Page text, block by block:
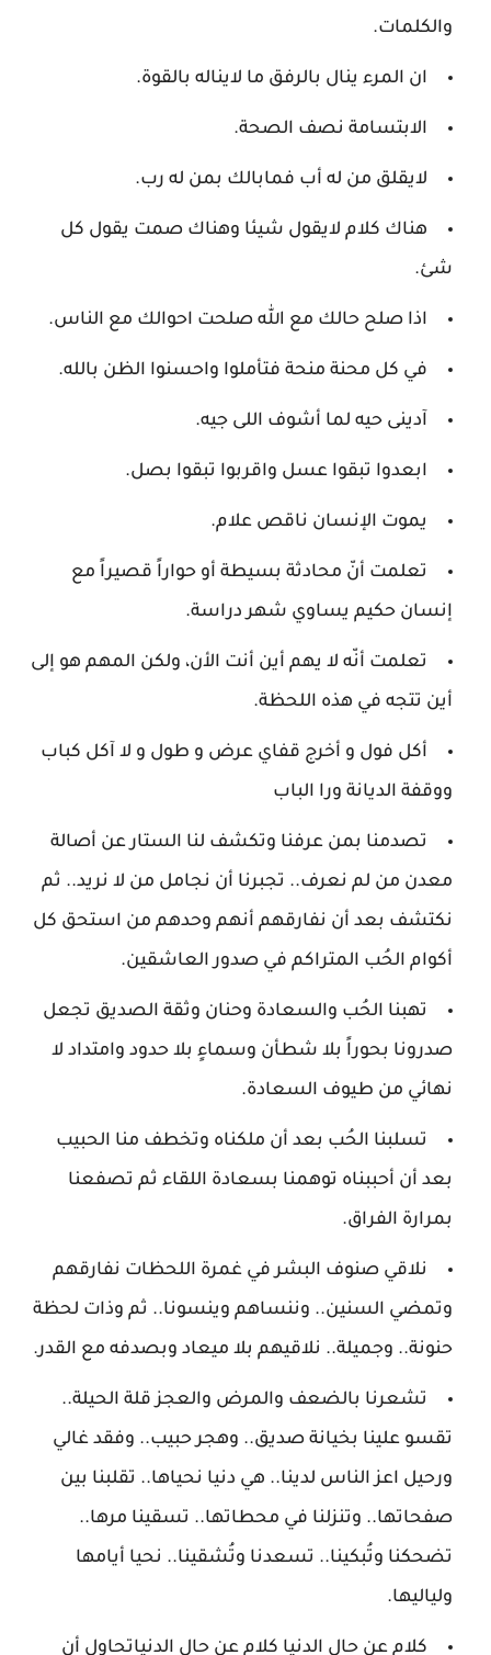
والكلمات.
ان المرء ينال بالرفق ما لايناله بالقوة.
الابتسامة نصف الصحة.
لايقلق من له أب فمابالك بمن له رب.
هناك كلام لايقول شيئا وهناك صمت يقول كل
شئ.
اذا صلح حالك مع الله صلحت احوالك مع الناس.
في كل محنة منحة فتأملوا واحسنوا الظن بالله.
آدينى حيه لما أشوف اللى جيه.
ابعدوا تبقوا عسل واقربوا تبقوا بصل.
يموت الإنسان ناقص علام.
تعلمت أنّ محادثة بسيطة أو حواراً قصيراً مع
إنسان حكيم يساوي شهر دراسة.
تعلمت أنّه لا يهم أين أنت الأن، ولكن المهم هو إلى
أين تتجه في هذه اللحظة.
أكل فول و أخرج قفاي عرض و طول و لا آكل كباب
ووقفة الديانة ورا الباب
تصدمنا بمن عرفنا وتكشف لنا الستار عن أصالة
معدن من لم نعرف.. تجبرنا أن نجامل من لا نريد.. ثم
نكتشف بعد أن نفارقهم أنهم وحدهم من استحق كل
أكوام الحُب المتراكم في صدور العاشقين.
تهبنا الحُب والسعادة وحنان وثقة الصديق تجعل
صدرونا بحوراً بلا شطأن وسماءٍ بلا حدود وامتداد لا
نهائي من طيوف السعادة.
تسلبنا الحُب بعد أن ملكناه وتخطف منا الحبيب
بعد أن أحببناه توهمنا بسعادة اللقاء ثم تصفعنا
بمرارة الفراق.
نلاقي صنوف البشر في غمرة اللحظات نفارقهم
وتمضي السنين.. وننساهم وينسونا.. ثم وذات لحظة
حنونة.. وجميلة.. نلاقيهم بلا ميعاد وبصدفه مع القدر.
تشعرنا بالضعف والمرض والعجز قلة الحيلة..
تقسو علينا بخيانة صديق.. وهجر حبيب.. وفقد غالي
ورحيل اعز الناس لدينا.. هي دنيا نحياها.. تقلبنا بين
صفحاتها.. وتنزلنا في محطاتها.. تسقينا مرها..
تضحكنا وتُبكينا.. تسعدنا وتُشقينا.. نحيا أيامها
ولياليها.
كلام عن حال الدنيا كلام عن حال الدنياتحاول أن